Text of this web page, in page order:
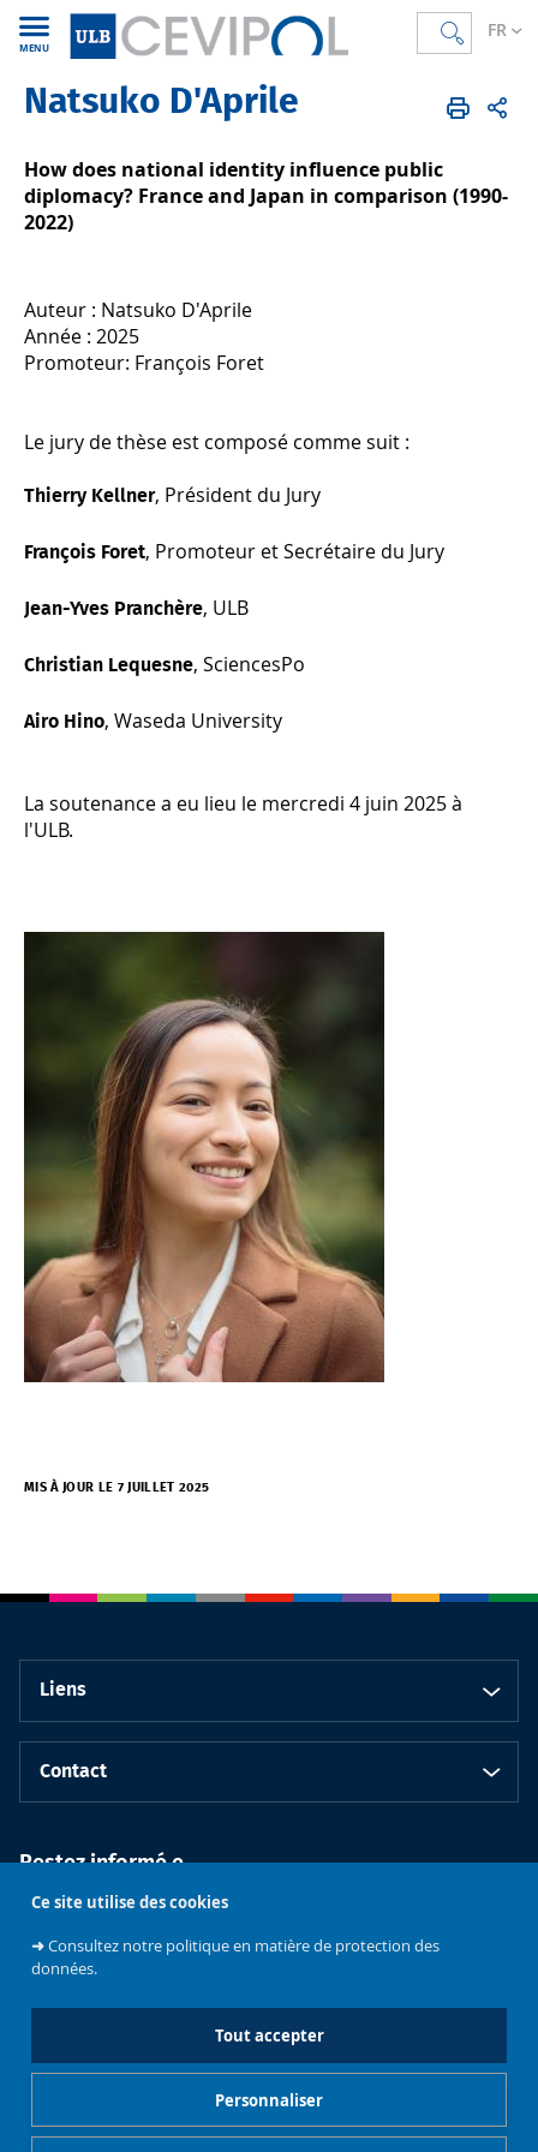
Ce site utilise des cookies
➜Consultez notre politique en matière de protection des
données.
Tout accepter
Personnaliser
FR
MENU
CEVIPOL FR Recherche Thèses soutenues
Natsuko D'Aprile
How does national identity influence public
diplomacy? France and Japan in comparison (1990-
2022)
Auteur : Natsuko D'Aprile
Année : 2025
Promoteur: François Foret
Le jury de thèse est composé comme suit :
Thierry Kellner, Président du Jury
François Foret, Promoteur et Secrétaire du Jury
Jean-Yves Pranchère, ULB
Christian Lequesne, SciencesPo
Airo Hino, Waseda University
La soutenance a eu lieu le mercredi 4 juin 2025 à
l'ULB.
MIS À JOUR LE 7 JUILLET 2025
Liens
Contact
Restez informé.e
Faculté de
sociales
Université libre
de Bruxelles